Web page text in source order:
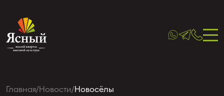
Главная/Новости/Новосёлы